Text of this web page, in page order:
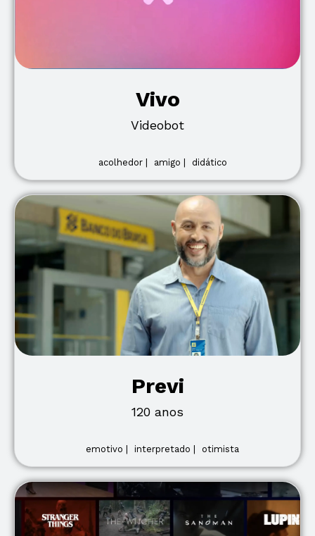
Vivo
Videobot
acolhedor | amigo | didático
Previ
120 anos
emotivo | interpretado | otimista